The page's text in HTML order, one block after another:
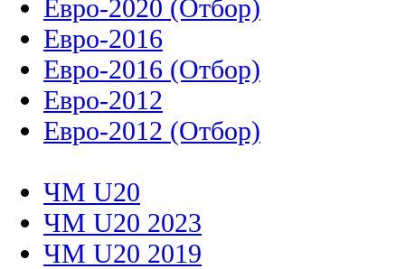
Евро-2020 (Отбор)
Евро-2016
Евро-2016 (Отбор)
Евро-2012
Евро-2012 (Отбор)
ЧМ U20
ЧМ U20 2023
ЧМ U20 2019